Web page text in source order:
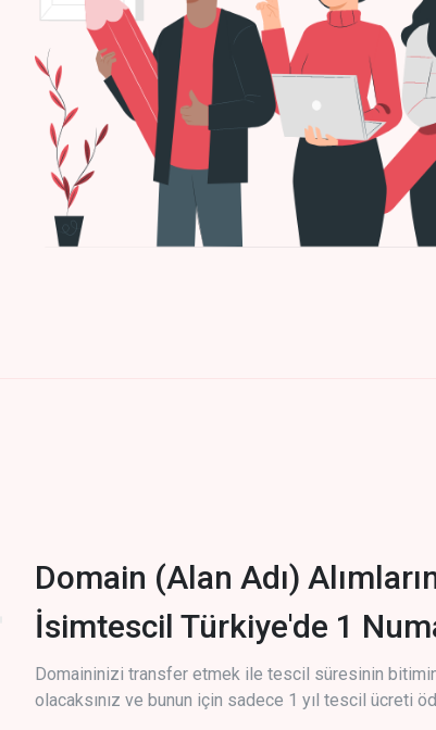
Domain (Alan Adı)
İsimtescil Türkiye'de 1
Domaininizi transfer etmek ile tescil süresinin
olacaksınız ve bunun için sadece 1 yıl tescil ücreti